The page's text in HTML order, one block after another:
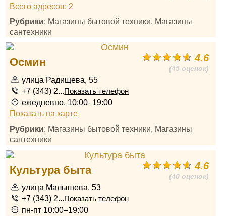
Всего адресов: 2
Рубрики: Магазины бытовой техники, Магазины
сантехники
4.6
(45 оценок)
Осмин
улица Радищева, 55
+7 (343) 2...Показать телефон
ежедневно, 10:00–19:00
Показать на карте
Рубрики: Магазины бытовой техники, Магазины
сантехники
4.6
(40 оценок)
Культура быта
улица Малышева, 53
+7 (343) 2...Показать телефон
пн-пт 10:00–19:00